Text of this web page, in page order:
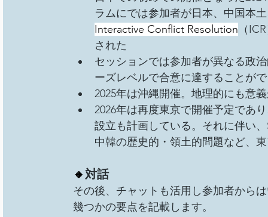
ラムにでは参加者が日本、中国本
Interactive Conflict Resolution （
された
セッションでは参加者が異なる政
ーズレベルで合意に達することが
2025年は沖縄開催。地理的にも意
2026年は再度東京で開催予定であ
設立も計画している。それに伴い
中韓の歴史的・領土的問題など、
🔸 対話
その後、チャットも活用し参加者から
幾つかの要点を記載します。